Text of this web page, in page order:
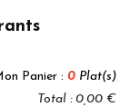
Panier : 0 Plat(s)
Total : 0,00 €